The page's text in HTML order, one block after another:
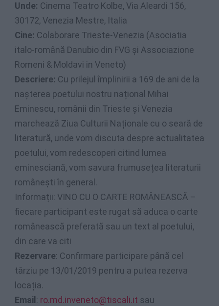
Unde: Cinema Teatro Kolbe, Via Aleardi 156,
30172, Venezia Mestre, Italia
Cine: Colaborare Trieste-Venezia (Asociatia
italo-română Danubio din FVG și Associazione
Romeni & Moldavi in Veneto)
Descriere: Cu prilejul împlinirii a 169 de ani de la
nașterea poetului nostru național Mihai
Eminescu, românii din Trieste și Venezia
marchează Ziua Culturii Naționale cu o seară de
literatură, unde vom discuta despre actualitatea
poetului, vom redescoperi citind lumea
eminesciană, vom savura frumusețea literaturii
românești în general.
Informații: VINO CU O CARTE ROMÂNEASCĂ –
fiecare participant este rugat să aduca o carte
românească preferată sau un text al poetului,
din care va citi
Rezervare: Confirmare participare până cel
târziu pe 13/01/2019 pentru a putea rezerva
locația.
Email : ro.md.inveneto@tiscali.it sau